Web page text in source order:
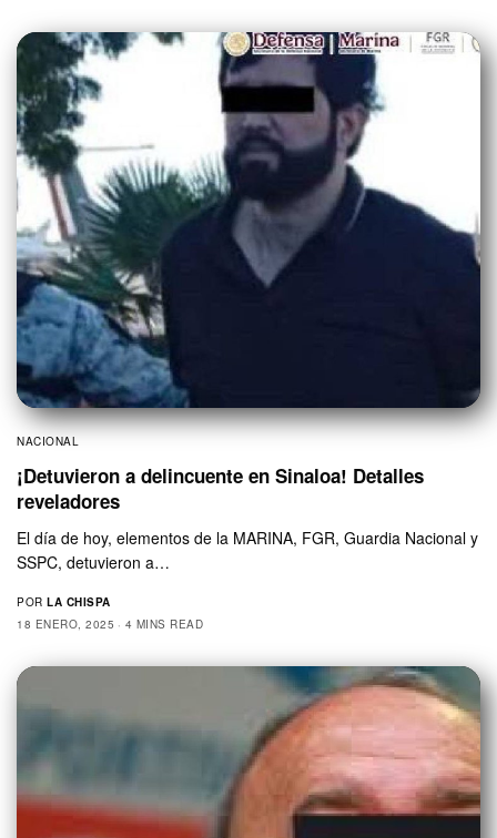
NACIONAL
¡Detuvieron a delincuente en Sinaloa! Detalles
reveladores
El día de hoy, elementos de la MARINA, FGR, Guardia Nacional y
SSPC, detuvieron a…
POR LA CHISPA
18 ENERO, 2025
4 MINS READ